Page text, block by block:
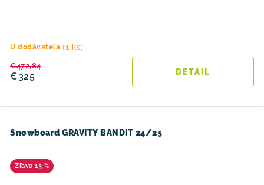
U dodávateľa (1 ks)
€325
€472,84
DETAIL
Snowboard GRAVITY BANDIT 24/25
13 %